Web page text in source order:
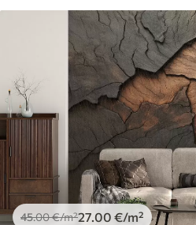
Чишћење
Начин примене
Доступни материјали
Standard
45.0027.00€/m²
45.00€/m²27 .00 €/m²